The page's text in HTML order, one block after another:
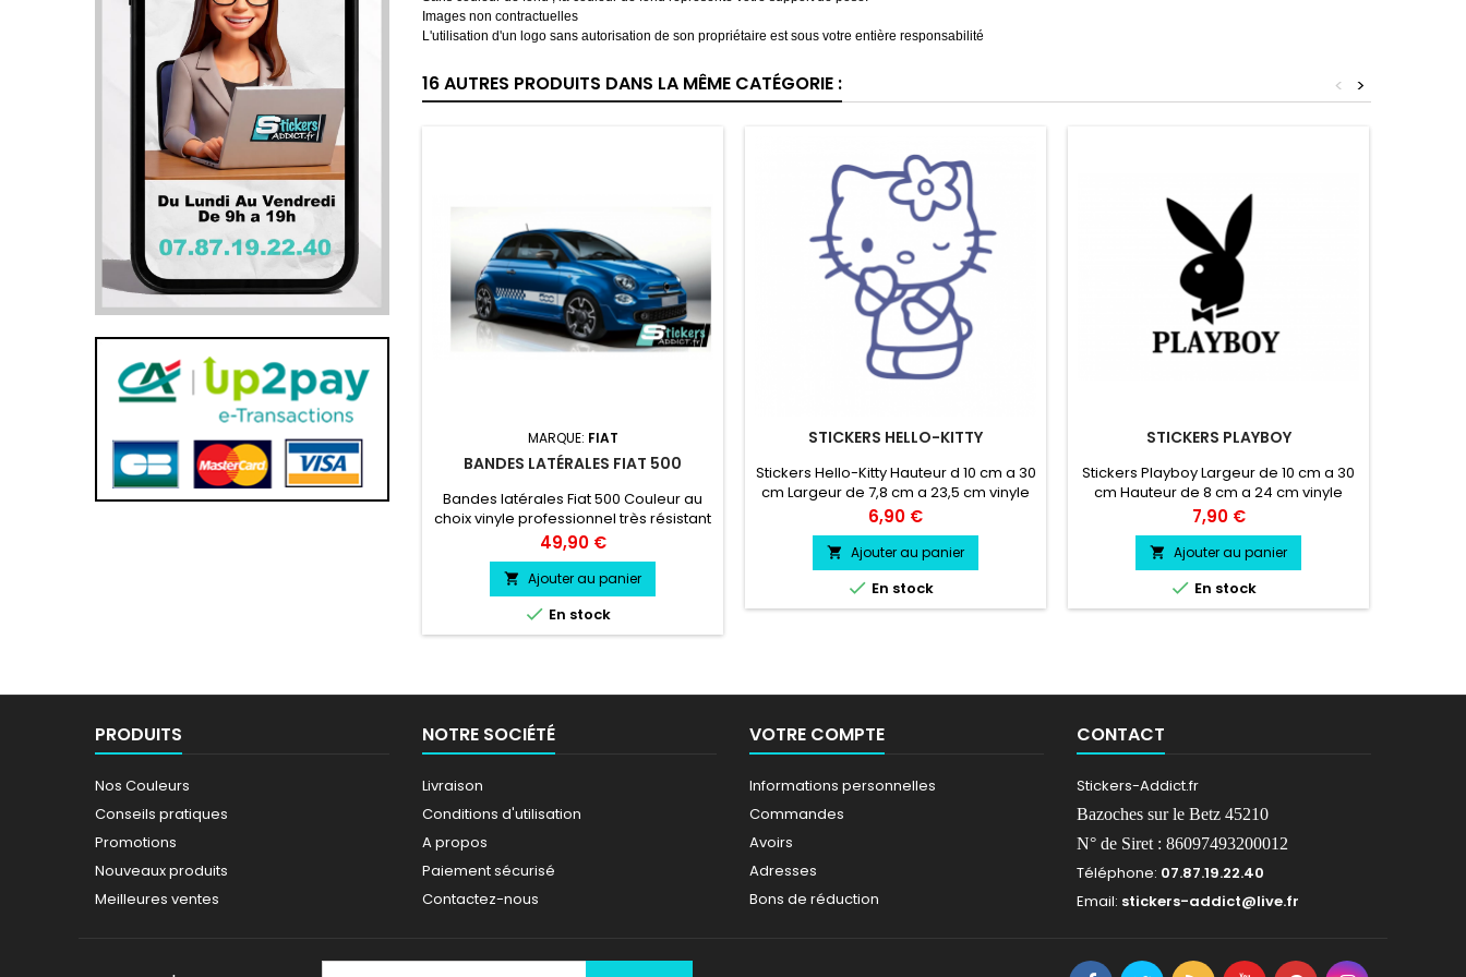
Images non contractuelles
L'utilisation d'un logo sans autorisation de son propriétaire est sous votre entière responsabilité
16 AUTRES PRODUITS DANS LA MÊME CATÉGORIE : >
<
MARQUE: FIAT
BANDES LATÉRALES FIAT 500
Bandes latérales Fiat 500 Couleur au
choix vinyle professionnel très résistant
Prix
49,90 €
 Ajouter au panier
 En stock
STICKERS HELLO-KITTY
Stickers Hello-Kitty Hauteur d 10 cm a 30
cm Largeur de 7,8 cm a 23,5 cm vinyle
professionnel très résistant résiste a
l'eau, essence, chaleur, froid.Durée de
vie entre 3 et 5 ans environs Pose facile
livré directement sur papier transfert.
Prix
6,90 €
 Ajouter au panier
 En stock
STICKERS PLAYBOY
Stickers Playboy Largeur de 10 cm a 30
cm Hauteur de 8 cm a 24 cm vinyle
professionnel très résistant résiste a
l'eau, essence, chaleur, froid.
Prix
7,90 €
 Ajouter au panier
 En stock
PRODUITS
Nos Couleurs
Conseils pratiques
Promotions
Nouveaux produits
Meilleures ventes
NOTRE SOCIÉTÉ
Livraison
Conditions d'utilisation
A propos
Paiement sécurisé
Contactez-nous
VOTRE COMPTE
Informations personnelles
Commandes
Avoirs
Adresses
Bons de réduction
CONTACT
Stickers-Addict.fr
Bazoches sur le Betz 45210
N° de Siret : 86097493200012
Téléphone: 07.87.19.22.40
Email: stickers-addict@live.fr